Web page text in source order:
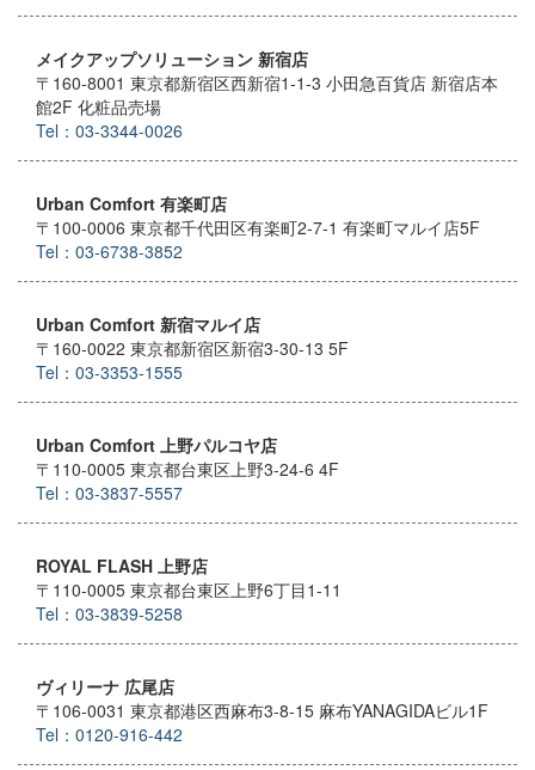
メイクアップソリューション 新宿店
〒160-8001 東京都新宿区西新宿1-1-3 小田急百貨店 新宿店本
館2F 化粧品売場
Tel：03-3344-0026
Urban Comfort 有楽町店
〒100-0006 東京都千代田区有楽町2-7-1 有楽町マルイ店5F
Tel：03-6738-3852
Urban Comfort 新宿マルイ店
〒160-0022 東京都新宿区新宿3-30-13 5F
Tel：03-3353-1555
Urban Comfort 上野パルコヤ店
〒110-0005 東京都台東区上野3-24-6 4F
Tel：03-3837-5557
ROYAL FLASH 上野店
〒110-0005 東京都台東区上野6丁目1-11
Tel：03-3839-5258
ヴィリーナ 広尾店
〒106-0031 東京都港区西麻布3-8-15 麻布YANAGIDAビル1F
Tel：0120-916-442